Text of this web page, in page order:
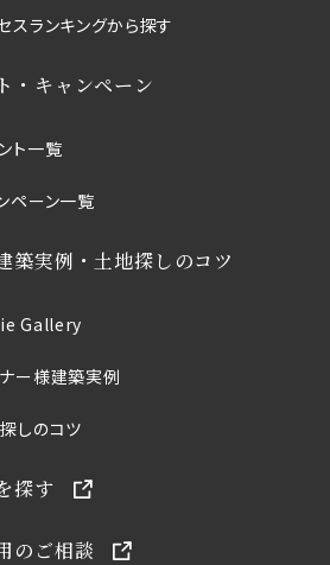
スランキングから探す
・キャンペーン
ト一覧
ペーン一覧
築実例・土地探しのコツ
Gallery
ー様建築実例
しのコツ
探す
のご相談